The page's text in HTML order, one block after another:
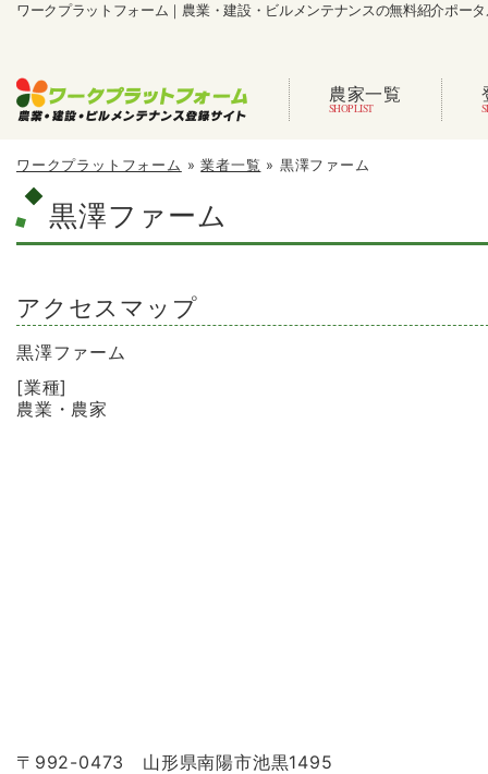
ワークプラットフォーム｜農業・建設・ビルメンテナンスの無料紹介ポー
農家一覧
ワークプラットフォーム »業者一覧 » 黒澤ファーム
黒澤ファーム
アクセスマップ
黒澤ファーム
[業種]
農業・農家
〒992-0473 山形県南陽市池黒1495